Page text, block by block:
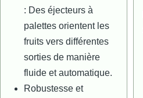
: Des éjecteurs à
palettes orientent les
fruits vers différentes
sorties de manière
fluide et automatique.
Robustesse et